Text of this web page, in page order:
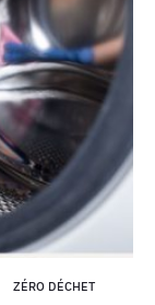
ZÉRO DÉCHET